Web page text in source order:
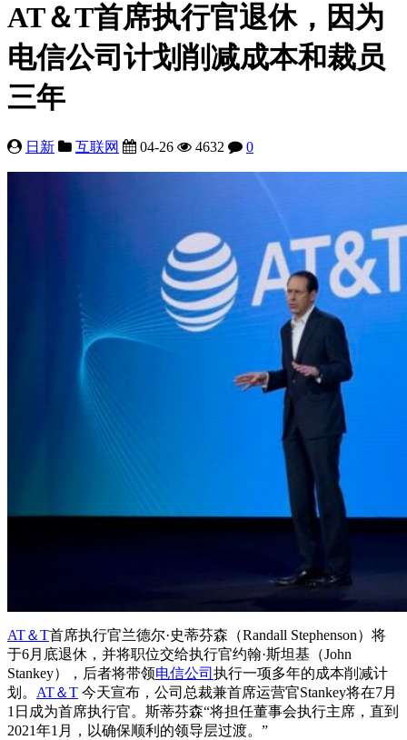
AT＆T首席执行官退休，因为
电信公司计划削减成本和裁员
三年
日新 互联网 04-26 4632 0
AT＆T首席执行官兰德尔·史蒂芬森（Randall Stephenson）将
于6月底退休，并将职位交给执行官约翰·斯坦基（John
Stankey），后者将带领电信公司 执行一项多年的成本削减计
划。 AT＆T 今天宣布，公司总裁兼首席运营官Stankey将在7月
1日成为首席执行官。斯蒂芬森“将担任董事会执行主席，直到
2021年1月，以确保顺利的领导层过渡。”